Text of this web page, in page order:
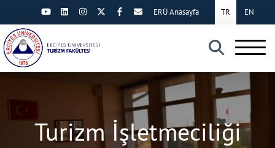
×
TR EN
ERÜ Anasayfa
Turizm İşletmeciliği